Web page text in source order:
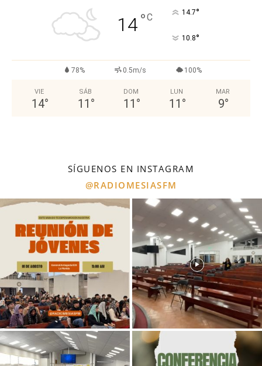
14°C 14.7°
10.8°
78% 0.5m/s 100%
VIE
14°
SÁB
11 °
DOM
11 °
LUN
11 °
MAR
9°
SÍGUENOS EN INSTAGRAM
@RADIOMESIASFM